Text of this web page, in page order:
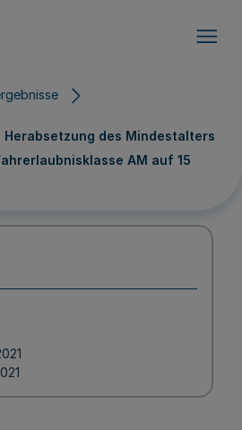
Herabsetzung des Mindestalters
AM auf 15